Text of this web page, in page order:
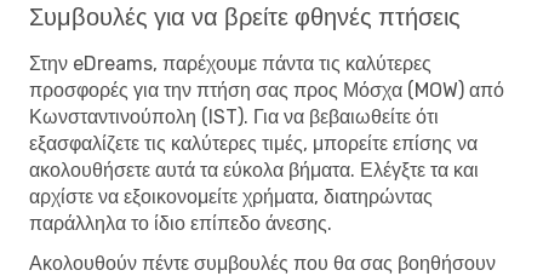
Συμβουλές για να βρείτε φθηνές πτήσεις
Στην eDreams, παρέχουμε πάντα τις καλύτερες
προσφορές για την πτήση σας προς Μόσχα (MOW) από
Κωνσταντινούπολη (IST). Για να βεβαιωθείτε ότι
εξασφαλίζετε τις καλύτερες τιμές, μπορείτε επίσης να
ακολουθήσετε αυτά τα εύκολα βήματα. Ελέγξτε τα και
αρχίστε να εξοικονομείτε χρήματα, διατηρώντας
παράλληλα το ίδιο επίπεδο άνεσης.
Ακολουθούν πέντε συμβουλές που θα σας βοηθήσουν